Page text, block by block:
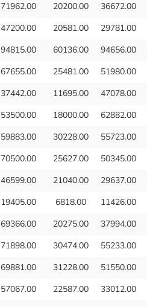
71962.00 20200.00 36672.00
47200.00 20581.00 29781.00
94815.00 60136.00 94656.00
67655.00 25481.00 51980.00
37442.00 11695.00 47078.00
53500.00 18000.00 62882.00
59883.00 30228.00 55723.00
70500.00 25627.00 50345.00
46599.00 21040.00 29637.00
19405.00 6818.00 11426.00
69366.00 20275.00 37994.00
71898.00 30474.00 55233.00
69881.00 31228.00 51550.00
57067.00 22587.00 33012.00